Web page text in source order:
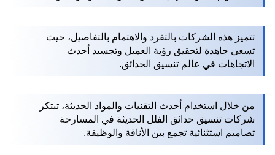
تتميز هذه الشركات بالتفرد والاهتمام بالتفاصيل، حيث
تسعى جاهدة لتحقيق رؤية العميل وتجسيد أحدث
الاتجاهات في عالم تنسيق الحدائق.
من خلال استخدام أحدث التقنيات والمواد الحديثة، تبتكر
شركات تنسيق حدائق الفلل الحديثة في المسارحة
تصاميم استثنائية تجمع بين الأناقة والوظيفة.